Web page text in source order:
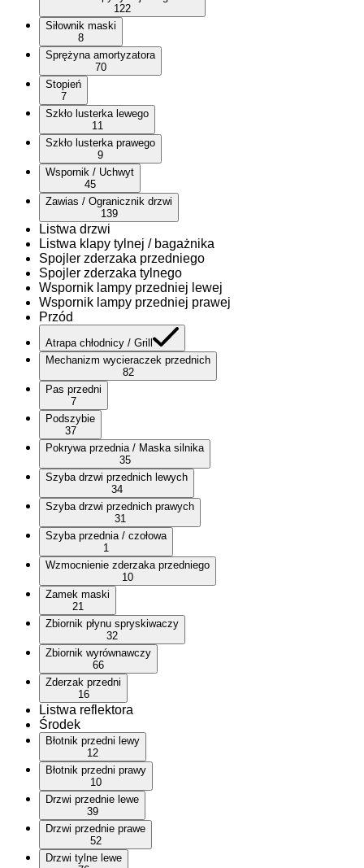
122
Siłownik maski
8
Sprężyna amortyzatora
70
Stopień
7
Szkło lusterka lewego
11
Szkło lusterka prawego
9
Wspornik / Uchwyt
45
Zawias / Ogranicznik drzwi
139
Listwa drzwi
Listwa klapy tylnej / bagażnika
Spojler zderzaka przedniego
Spojler zderzaka tylnego
Wspornik lampy przedniej lewej
Wspornik lampy przedniej prawej
Przód
Atrapa chłodnicy / Grill
Mechanizm wycieraczek przednich
82
Pas przedni
7
Podszybie
37
Pokrywa przednia / Maska silnika
35
Szyba drzwi przednich lewych
34
Szyba drzwi przednich prawych
31
Szyba przednia / czołowa
1
Wzmocnienie zderzaka przedniego
10
Zamek maski
21
Zbiornik płynu spryskiwaczy
32
Zbiornik wyrównawczy
66
Zderzak przedni
16
Listwa reflektora
Środek
Błotnik przedni lewy
12
Błotnik przedni prawy
10
Drzwi przednie lewe
39
Drzwi przednie prawe
52
Drzwi tylne lewe